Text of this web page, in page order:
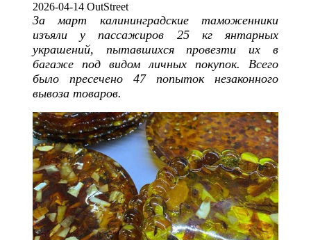
2026-04-14 OutStreet
За март калининградские таможенники
изъяли у пассажиров 25 кг янтарных
украшений, пытавшихся провезти их в
багаже под видом личных покупок. Всего
было пресечено 47 попыток незаконного
вывоза товаров.